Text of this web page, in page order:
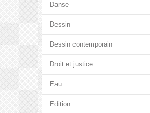
Danse
Dessin
Dessin contemporain
Droit et justice
Eau
Edition